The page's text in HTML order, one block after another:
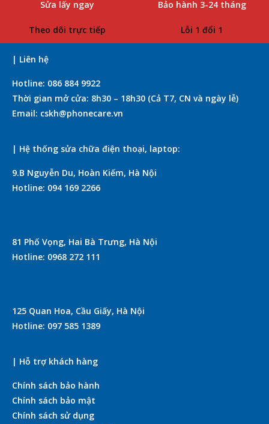
Sửa lấy ngay
Theo dõi trực tiếp
Bảo hành 3-24 tháng
Lỗi 1 đổi 1
| Liên hệ
Hotline: 086 884 9922
Thời gian mở cửa: 8h30 – 18h30 (Cả T7, CN và ngày lễ)
Email: cskh@phonecare.vn
| Hệ thống sửa chữa điện thoại, laptop:
9.B Nguyễn Du, Hoàn Kiếm, Hà Nội
Hotline: 094 169 2266
81 Phố Vọng, Hai Bà Trưng, Hà Nội
Hotline: 0968 272 111
125 Quan Hoa, Cầu Giấy, Hà Nội
Hotline: 097 585 1389
| Hỗ trợ khách hàng
Chính sách bảo hành
Chính sách bảo mật
Chính sách sử dụng